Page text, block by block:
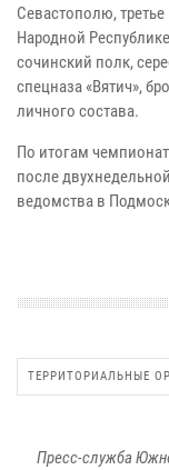
Севастополю,
Народной
сочинский полк,
спецназа «Вятич»,
личного состава.
По итогам
после
ведомства в
ТЕРРИТОРИАЛЬНЫЕ
Пресс-служба